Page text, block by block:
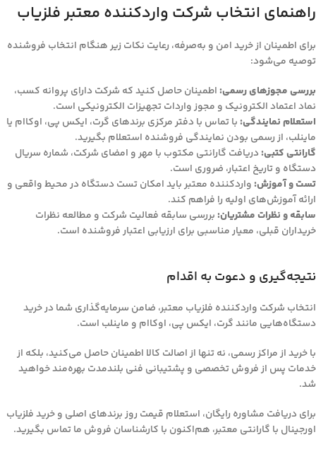
راهنمای انتخاب شرکت واردکننده معتبر فلزیاب
برای اطمینان از خرید امن و به‌صرفه، رعایت نکات زیر هنگام انتخاب فروشنده
توصیه می‌شود:
بررسی مجوزهای رسمی: اطمینان حاصل کنید که شرکت دارای پروانه کسب،
نماد اعتماد الکترونیک و مجوز واردات تجهیزات الکترونیکی است.
استعلام نمایندگی: با تماس با دفتر مرکزی برندهای گرت، ایکس پی، اوکاام یا
ماینلب، از رسمی بودن نمایندگی فروشنده استعلام بگیرید.
گارانتی کتبی: دریافت گارانتی مکتوب با مهر و امضای شرکت، شماره سریال
دستگاه و تاریخ اعتبار، ضروری است.
تست و آموزش: واردکننده معتبر باید امکان تست دستگاه در محیط واقعی و
ارائه آموزش‌های اولیه را فراهم کند.
سابقه و نظرات مشتریان: بررسی سابقه فعالیت شرکت و مطالعه نظرات
خریداران قبلی، معیار مناسبی برای ارزیابی اعتبار فروشنده است.
نتیجه‌گیری و دعوت به اقدام
انتخاب شرکت واردکننده فلزیاب معتبر، ضامن سرمایه‌گذاری شما در خرید
دستگاه‌هایی مانند گرت، ایکس پی، اوکاام و ماینلب است.
با خرید از مراکز رسمی، نه تنها از اصالت کالا اطمینان حاصل می‌کنید، بلکه از
خدمات پس از فروش تخصصی و پشتیبانی فنی بلندمدت بهره‌مند خواهید
شد.
برای دریافت مشاوره رایگان، استعلام قیمت روز برندهای اصلی و خرید فلزیاب
اورجینال با گارانتی معتبر، هم‌اکنون با کارشناسان فروش ما تماس بگیرید.